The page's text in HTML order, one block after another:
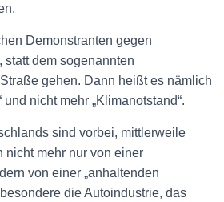
Demonstranten gegen
statt dem sogenannten
gehen. Dann heißt es nämlich
und nicht mehr „Klimanotstand“.
sind vorbei, mittlerweile
nicht mehr nur von einer
von einer „anhaltenden
die Autoindustrie, das